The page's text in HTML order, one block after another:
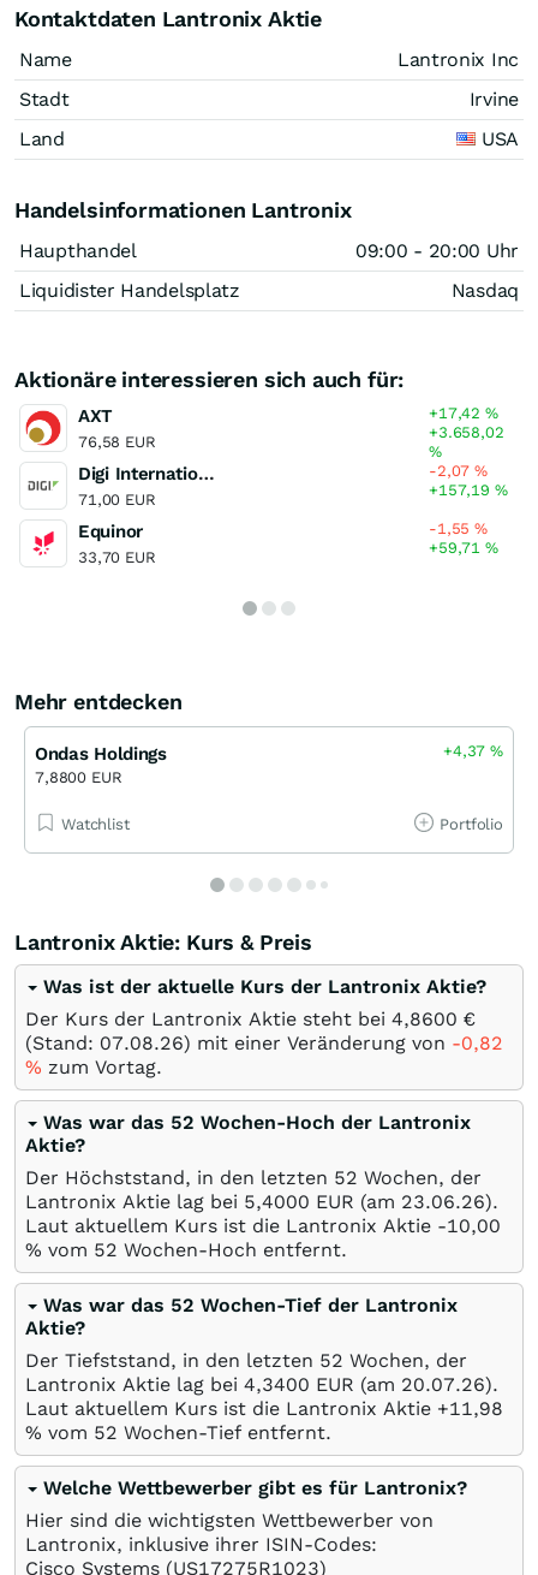
Kontaktdaten Lantronix Aktie
Name
Lantronix Inc
Stadt
Irvine
Land
USA
Handelsinformationen Lantronix
Haupthandel
09:00 - 20:00 Uhr
Liquidister Handelsplatz
Nasdaq
Aktionäre interessieren sich auch für:
AXT
76,58 EUR
+17,42%
+3.658,02
%
Digi International
71,00 EUR
-2,07%
+157,19 %
Equinor
33,70 EUR
-1,55%
+59,71%
Mehr entdecken
Ondas Holdings
7,8800 EUR
+4,37%
Watchlist Portfolio
Lantronix Aktie: Kurs & Preis
Was ist der aktuelle Kurs der Lantronix Aktie?
Der Kurs der Lantronix Aktie steht bei 4,8600 €
(Stand: 07.08.26) mit einer Veränderung von -0,82
% zum Vortag.
Was war das 52 Wochen-Hoch der Lantronix
Aktie?
Der Höchststand, in den letzten 52 Wochen, der
Lantronix Aktie lag bei 5,4000 EUR (am 23.06.26).
Laut aktuellem Kurs ist die Lantronix Aktie -10,00
% vom 52 Wochen-Hoch entfernt.
Was war das 52 Wochen-Tief der Lantronix
Aktie?
Der Tiefststand, in den letzten 52 Wochen, der
Lantronix Aktie lag bei 4,3400 EUR (am 20.07.26).
Laut aktuellem Kurs ist die Lantronix Aktie +11,98
% vom 52 Wochen-Tief entfernt.
Welche Wettbewerber gibt es für Lantronix?
Hier sind die wichtigsten Wettbewerber von
Lantronix, inklusive ihrer ISIN-Codes:
Cisco Systems (US17275R1023)